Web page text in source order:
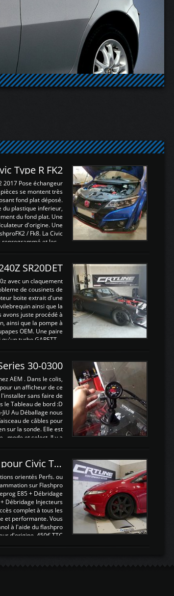
Type R FK2
2017 Pose échangeur
se montent très
fond plat déposé.
du plastique inferieur,
du fond plat. Une
d'origine. Une
/ Fk8. La Civic
et les ...
SR20DET
avec un claquement
de cousinets de
boite extrait d'une
ainsi que la
avons juste procédé à
ainsi que la pompe à
OEM. Une paire
turbo GARETT ...
30-0300
AEM . Dans le colis,
un afficheur de ce
sans faire de
le Tableau de bord :D
Au Déballage nous
de câbles pour
sur la sonde. Elle est
, mode et select. Il y a
Reprogrammations E85 et SP98 pour Civic Type R FN2
orientés Perfs. ou
sur Flashpro
E85 + Débridage
Débridage Injecteurs
complet à tous les
et performante. Vous
à l'aide du flashpro
d'origine 450€ TTC